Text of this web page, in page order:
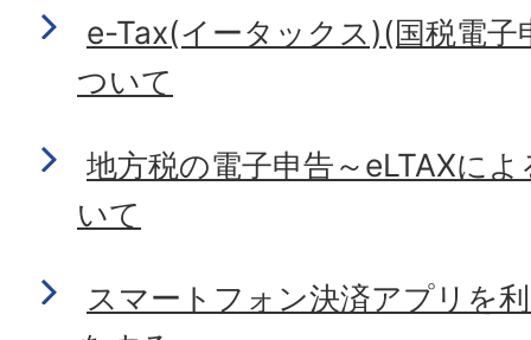
e-Tax(イータックス)(国税電
ついて
地方税の電子申告～eLTAXに
いて
スマートフォン決済アプリを